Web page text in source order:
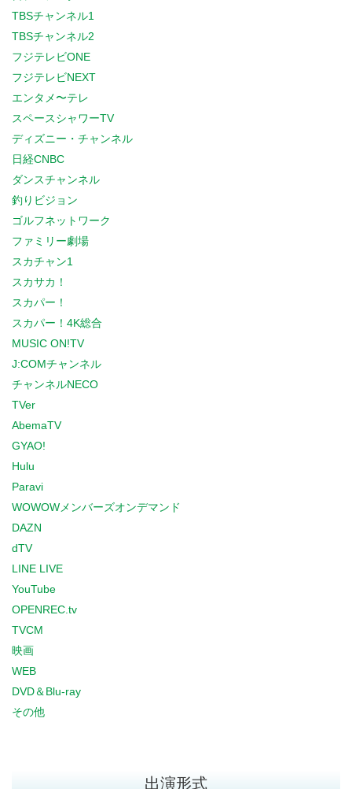
TBSチャンネル1
TBSチャンネル2
フジテレビONE
フジテレビNEXT
エンタメ〜テレ
スペースシャワーTV
ディズニー・チャンネル
日経CNBC
ダンスチャンネル
釣りビジョン
ゴルフネットワーク
ファミリー劇場
スカチャン1
スカサカ！
スカパー！
スカパー！4K総合
MUSIC ON!TV
J:COMチャンネル
チャンネルNECO
TVer
AbemaTV
GYAO!
Hulu
Paravi
WOWOWメンバーズオンデマンド
DAZN
dTV
LINE LIVE
YouTube
OPENREC.tv
TVCM
映画
WEB
DVD＆Blu-ray
その他
出演形式